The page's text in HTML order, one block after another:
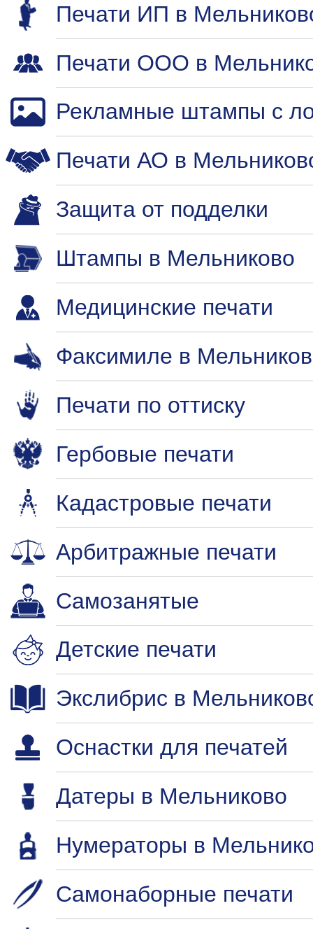
Печати ИП в
Печати ООО в
Рекламные штампы с
Печати АО в
Защита от подделки
Штампы в Мельниково
Медицинские печати
Факсимиле в
Печати по оттиску
Гербовые печати
Кадастровые печати
Арбитражные печати
Самозанятые
Детские печати
Экслибрис в
Оснастки для печатей
Датеры в Мельниково
Нумераторы в
Самонаборные печати